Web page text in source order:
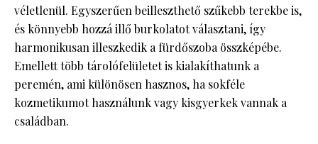
véletlenül. Egyszerűen beilleszthető szűkebb terekbe is,
és könnyebb hozzá illő burkolatot választani, így
harmonikusan illeszkedik a fürdőszoba összképébe.
Emellett több tárolófelületet is kialakíthatunk a
peremén, ami különösen hasznos, ha sokféle
kozmetikumot használunk vagy kisgyerkek vannak a
családban.